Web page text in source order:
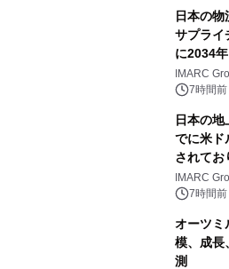
日本の
サプライ
に2034
ルに達す
IMARC
7時間前
日本の
でに米ド
されてお
間に
近代化と
IMARC
7時間前
オーツミ
模、成長
測